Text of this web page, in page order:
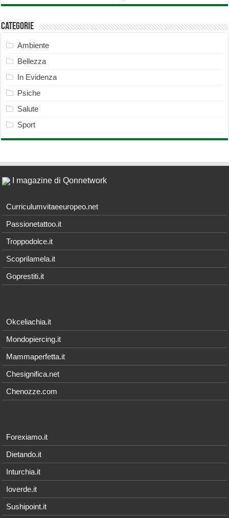
Categorie
Ambiente
Bellezza
In Evidenza
Psiche
Salute
Sport
I magazine di Qonnetwork
Curriculumvitaeeuropeo.net
Passionetattoo.it
Troppodolce.it
Scoprilamela.it
Goprestiti.it
Okceliachia.it
Mondopiercing.it
Mammaperfetta.it
Chesignifica.net
Chenozze.com
Forexiamo.it
Dietando.it
Inturchia.it
Ioverde.it
Sushipoint.it